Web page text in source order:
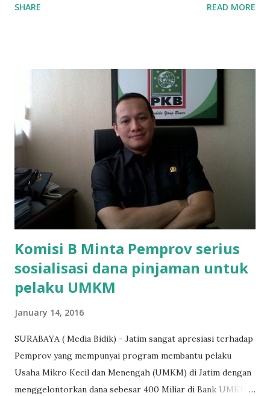
SMAN 8 Jalan Iskandar Muda Surabaya mengatakan, ada
Mujib menambahkan, akhirnya terpaksa ortu nya pinjam
uang tetangga 500 ribu, agar anaknya bisa ikut ujian.
"Kasihan dia sudah tidak punya ayah, ibunya saudara saya,
kerja sebagai pembantu rumah tangga. Tolong dibantu mas,
agar uang bisa kembali,"ungkapnya. Perihal adanya
penarikan uang iuran untuk pembangunan gedung sekolah,
dibenarkan oleh Atika Fadhilah siswa kelas XI saat
diwawancarai. "Benar, bilangnya wajib Rp 1,5 juta dan waktu
terakh...
SHARE READ MORE
Komisi B Minta Pemprov serius
sosialisasi dana pinjaman untuk
pelaku UMKM
January 14, 2016
SURABAYA ( Media Bidik) - Jatim sangat apresiasi terhadap
Pemprov yang mempunyai program membantu pelaku
Usaha Mikro Kecil dan Menengah (UMKM) di Jatim dengan
menggelontorkan dana sebesar 400 Miliar di Bank UMKM